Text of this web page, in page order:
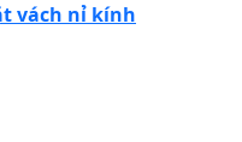
vách nỉ kính